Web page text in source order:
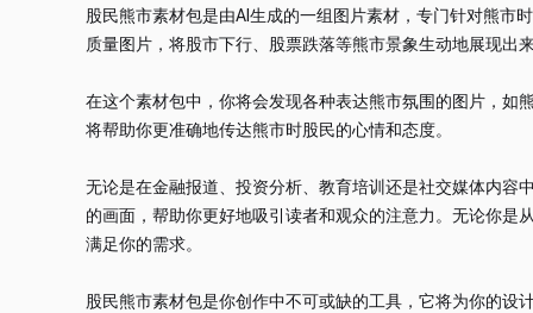
股民熊市素材包是由AI生成的一组图片素材，专门针对熊市
质量图片，将股市下行、股票跌落等熊市景象生动地展现出
在这个素材包中，你将会发现各种表达熊市氛围的图片，如
将帮助你更准确地传达熊市时股民的心情和态度。
无论是在金融报道、投资分析、教育培训还是社交媒体内容
的画面，帮助你更好地吸引读者和观众的注意力。无论你是
满足你的需求。
股民熊市素材包是你创作中不可或缺的工具，它将为你的